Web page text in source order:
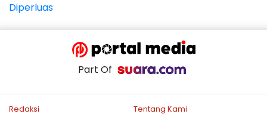
Part Of
Redaksi
Tentang Kami